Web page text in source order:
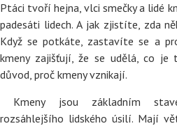
Ptáci tvoří hejna, vlci smečky a lidé
padesáti lidech. A jak zjistíte, zda
Když se potkáte, zastavíte se a
kmeny zajišťují, že se udělá, co je
důvod, proč kmeny vznikají.
Kmeny jsou základním
rozsáhlejšího lidského úsilí. Mají